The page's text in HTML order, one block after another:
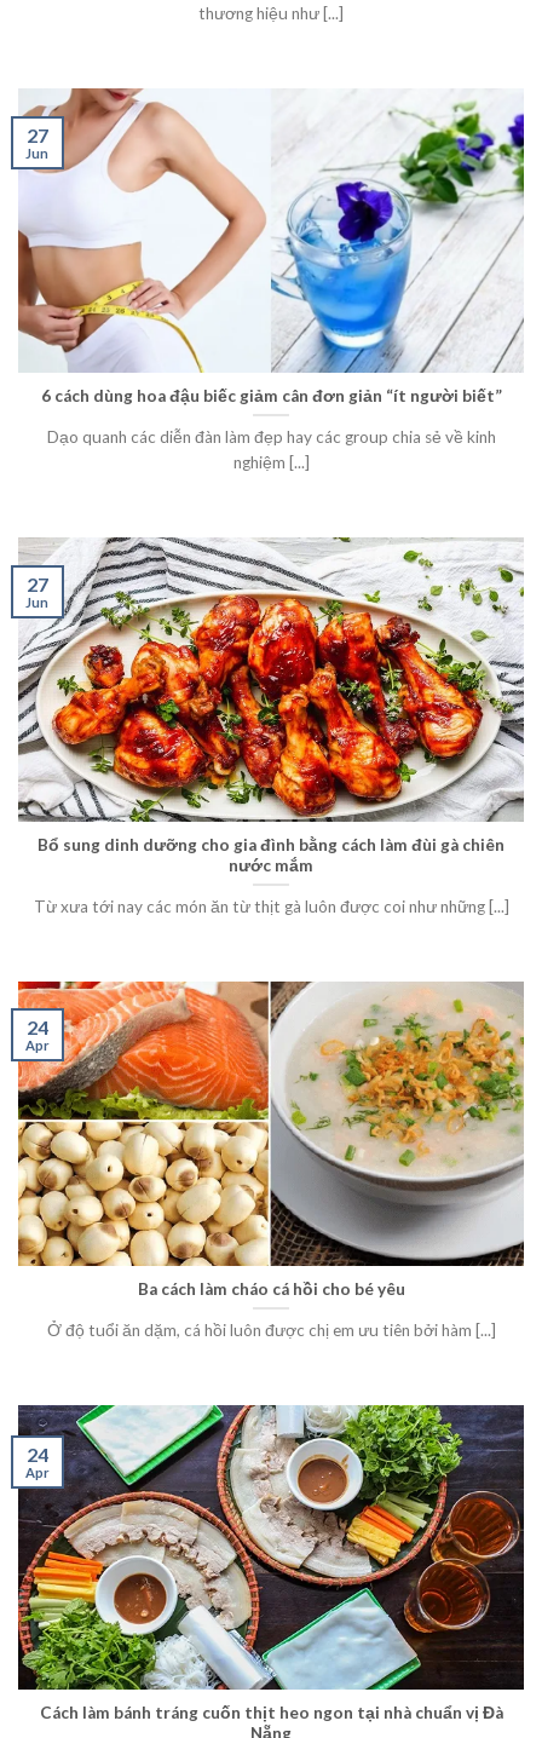
thương hiệu như [...]
6 cách dùng hoa đậu biếc giảm cân đơn giản “ít người biết”
Dạo quanh các diễn đàn làm đẹp hay các group chia sẻ về kinh
nghiệm [...]
27
Jun
Bổ sung dinh dưỡng cho gia đình bằng cách làm đùi gà chiên
nước mắm
Từ xưa tới nay các món ăn từ thịt gà luôn được coi như những [...]
27
Jun
Ba cách làm cháo cá hồi cho bé yêu
Ở độ tuổi ăn dặm, cá hồi luôn được chị em ưu tiên bởi hàm [...]
24
Apr
Cách làm bánh tráng cuốn thịt heo ngon tại nhà chuẩn vị Đà
Nẵng
24
Apr